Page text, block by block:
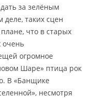
за зелёным
таких сцен
что в старых
очень
огромное
Шаре» птица рок
В «Банщике
несмотря